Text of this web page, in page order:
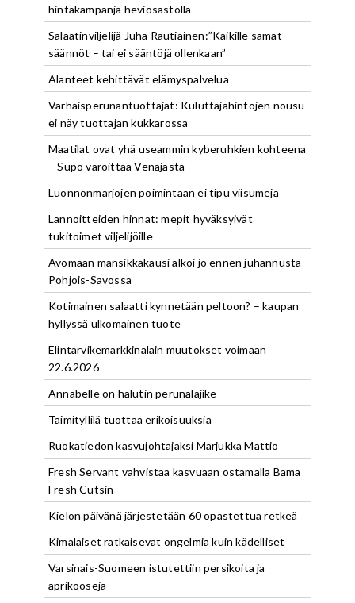
hintakampanja heviosastolla
Salaatinviljelijä Juha Rautiainen:”Kaikille samat
säännöt – tai ei sääntöjä ollenkaan”
Alanteet kehittävät elämyspalvelua
Varhaisperunantuottajat: Kuluttajahintojen nousu
ei näy tuottajan kukkarossa
Maatilat ovat yhä useammin kyberuhkien kohteena
– Supo varoittaa Venäjästä
Luonnonmarjojen poimintaan ei tipu viisumeja
Lannoitteiden hinnat: mepit hyväksyivät
tukitoimet viljelijöille
Avomaan mansikkakausi alkoi jo ennen juhannusta
Pohjois-Savossa
Kotimainen salaatti kynnetään peltoon? – kaupan
hyllyssä ulkomainen tuote
Elintarvikemarkkinalain muutokset voimaan
22.6.2026
Annabelle on halutin perunalajike
Taimityllilä tuottaa erikoisuuksia
Ruokatiedon kasvujohtajaksi Marjukka Mattio
Fresh Servant vahvistaa kasvuaan ostamalla Bama
Fresh Cutsin
Kielon päivänä järjestetään 60 opastettua retkeä
Kimalaiset ratkaisevat ongelmia kuin kädelliset
Varsinais-Suomeen istutettiin persikoita ja
aprikooseja